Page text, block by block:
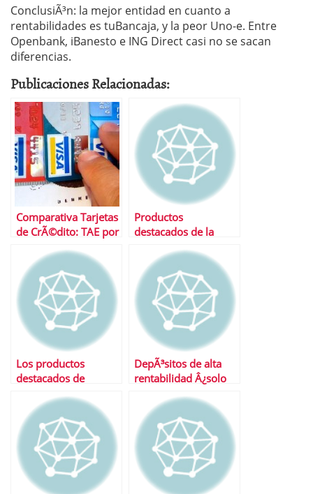
ConclusiÃ³n: la mejor entidad en cuanto a
rentabilidades es tuBancaja, y la peor Uno-e. Entre
Openbank, iBanesto e ING Direct casi no se sacan
diferencias.
Publicaciones Relacionadas:
Comparativa Tarjetas
de CrÃ©dito: TAE por
Productos
destacados de la
Los productos
destacados de
DepÃ³sitos de alta
rentabilidad Â¿solo
FGD espaÃ±ol?